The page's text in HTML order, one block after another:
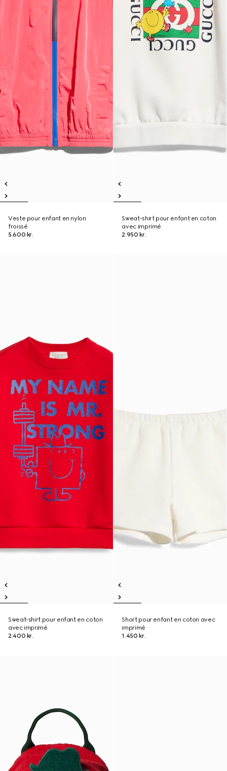
Veste pour enfant en nylon
froissé
5.600 kr.
Sweat-shirt pour enfant en coton
avec imprimé
2.950 kr.
Sweat-shirt pour enfant en coton
avec imprimé
2.400 kr.
Short pour enfant en coton avec
imprimé
1.450 kr.